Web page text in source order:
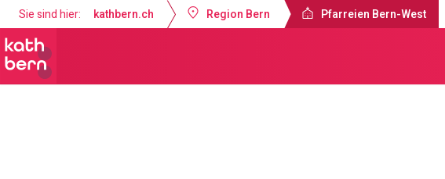
Sie sind hier: kathbern.ch Region Bern Pfarreien Bern-West